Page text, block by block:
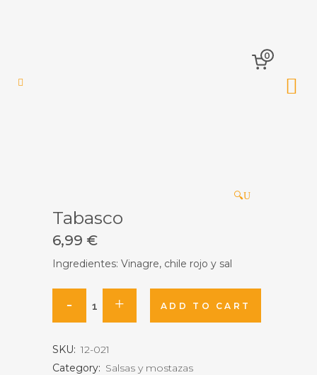
0
🔍
Tabasco
6,99 €
Ingredientes: Vinagre, chile rojo y sal
cantidad
ADD TO CART
SKU: 12-021
Category: Salsas y mostazas